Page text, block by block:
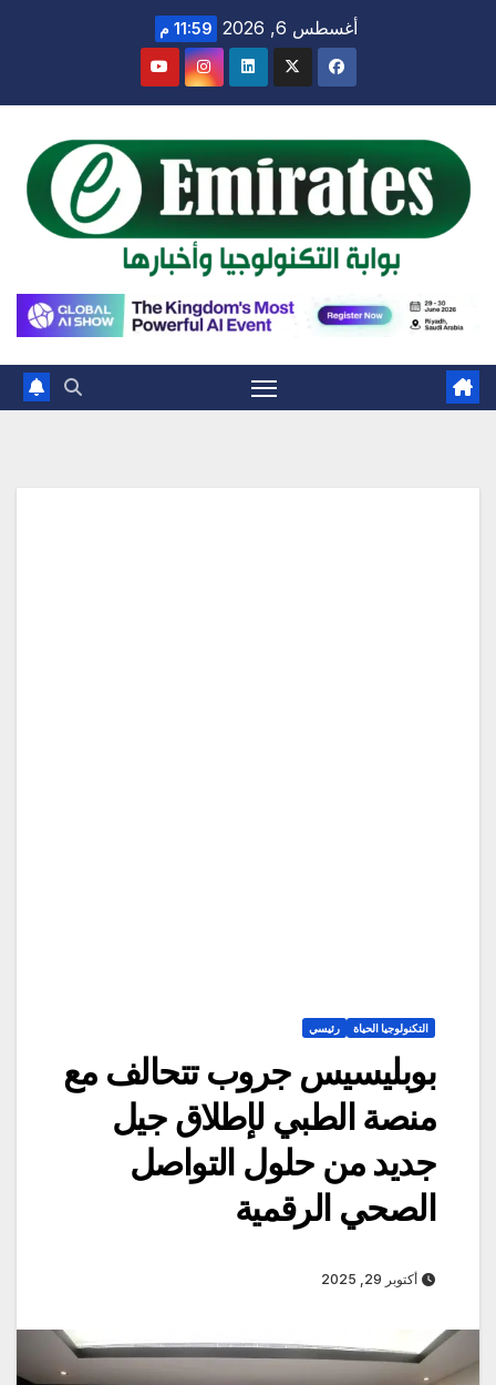
أغسطس 6, 2026 11:59 م
التكنولوجيا الحياة رئيسي
بوبليسيس جروب تتحالف مع
منصة الطبي لإطلاق جيل
جديد من حلول التواصل
الصحي الرقمية
أكتوبر 29, 2025